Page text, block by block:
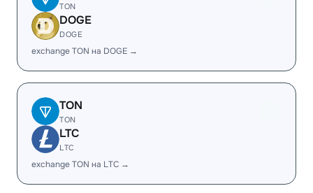
TON
DOGE
DOGE
exchange TON на DOGE →
TON
TON
LTC
LTC
exchange TON на LTC →